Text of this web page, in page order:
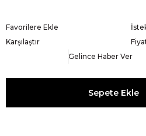
Favorilere Ekle
Karşılaştır
Gelince Haber Ver